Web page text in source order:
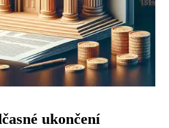
ukončení